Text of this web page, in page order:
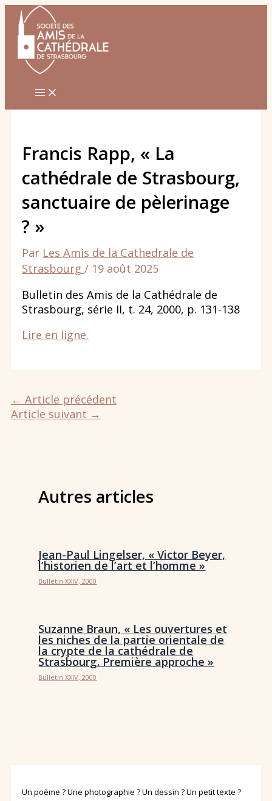
Aller
contenu
Francis Rapp, « La
cathédrale de Strasbourg,
sanctuaire de pèlerinage
? »
Par Les Amis de la Cathedrale de
Strasbourg/ 19 août 2025
Bulletin des Amis de la Cathédrale de
Strasbourg, série II, t. 24, 2000, p. 131-138
Lire en ligne.
← Article précédent
Article suivant →
Autres articles
Jean-Paul Lingelser, « Victor Beyer,
l’historien de l’art et l’homme »
Bulletin XXIV, 2000
Suzanne Braun, « Les ouvertures et
les niches de la partie orientale de
la crypte de la cathédrale de
Strasbourg. Première approche »
Bulletin XXIV, 2000
Un poème ? Une photographie ? Un dessin ? Un petit texte ?